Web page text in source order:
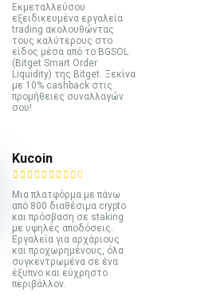
Εκμεταλλεύσου
εξειδικευμένα εργαλεία
trading ακολουθώντας
τους καλύτερους στο
είδος μέσα από το BGSOL
(Bitget Smart Order
Liquidity) της Bitget. Ξεκίνα
με 10% cashback στις
προμήθειες συναλλαγών
σου!
Kucoin
Mια πλατφόρμα με πάνω
από 800 διαθέσιμα crypto
και πρόσβαση σε staking
με υψηλές αποδόσεις.
Εργαλεία για αρχάριους
και προχωρημένους, όλα
συγκεντρωμένα σε ένα
έξυπνο και εύχρηστο
περιβάλλον.